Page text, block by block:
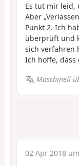
Es tut mir leid,
Aber
Punkt 2. Ich
überprüft und
sich verfahren
Ich hoffe, dass
Maschinell
02 Apr 2018